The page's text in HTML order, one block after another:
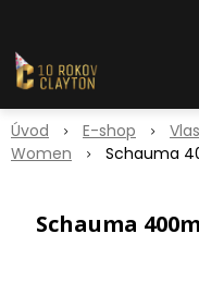
Úvod E-shop
Women
Schauma
Schauma